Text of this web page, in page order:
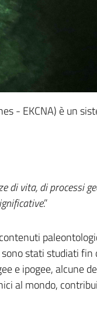
- EKCNA) è un
di vita, di processi
.”
stati studiati fin
e ipogee, alcune
al mondo,